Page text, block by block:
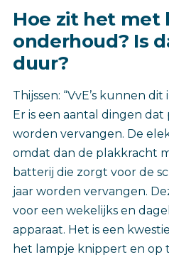
Hoe zit het met
onderhoud? Is
duur?
Thijssen: “VvE’s kunnen
Er is een aantal dingen
worden vervangen. De
omdat dan de plakkracht
batterij die zorgt voor de
jaar worden vervangen.
voor een wekelijks en
apparaat. Het is een
het lampje knippert en op